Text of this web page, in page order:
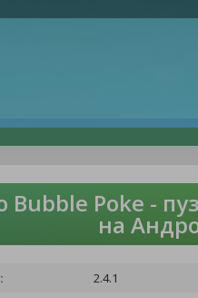
Poke -
на
2.4.1